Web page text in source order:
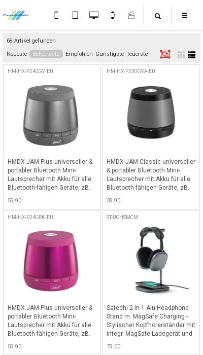
68 Artikel gefunden
Neueste Beliebteste Empfohlen Günstigste Teuerste
HM-HX-P240GY-EU
HMDX JAM Plus universeller &
portabler Bluetooth Mini-
Lautsprecher mit Akku für alle
Bluetooth-fähigen Geräte, zB.
59.90
HM-HX-P230GYA-EU
HMDX JAM Classic universeller
& portabler Bluetooth Mini-
Lautsprecher mit Akku für alle
Bluetooth-fähigen Geräte, zB.
39.90
HM-HX-P240PK-EU
HMDX JAM Plus universeller &
portabler Bluetooth Mini-
Lautsprecher mit Akku für alle
Bluetooth-fähigen Geräte, zB.
59.90
ST-UCHSMCM
Satechi 2-in-1 Alu Headphone
Stand m. MagSafe Charging -
Stylischer Kopfhörerständer mit
integr. MagSafe Ladegerät und
iPhone 12/13 & Kopfhörer inkl.
79.00